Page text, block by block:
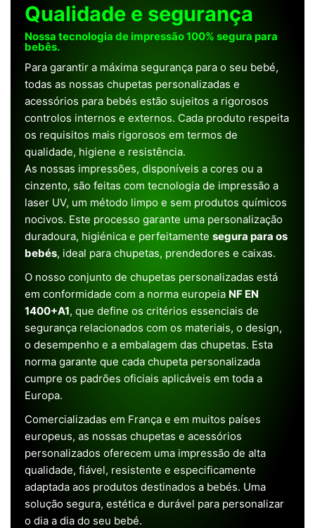
Qualidade e segurança
Nossa tecnologia de impressão 100% segura para
bebês.
Para garantir a máxima segurança para o seu bebé,
todas as nossas chupetas personalizadas e
acessórios para bebés estão sujeitos a rigorosos
controlos internos e externos. Cada produto respeita
os requisitos mais rigorosos em termos de
qualidade, higiene e resistência.
As nossas impressões, disponíveis a cores ou a
cinzento, são feitas com tecnologia de impressão a
laser UV, um método limpo e sem produtos químicos
nocivos. Este processo garante uma personalização
duradoura, higiénica e perfeitamente segura para os
bebés, ideal para chupetas, prendedores e caixas.
O nosso conjunto de chupetas personalizadas está
em conformidade com a norma europeia NF EN
1400+A1, que define os critérios essenciais de
segurança relacionados com os materiais, o design,
o desempenho e a embalagem das chupetas. Esta
norma garante que cada chupeta personalizada
cumpre os padrões oficiais aplicáveis em toda a
Europa.
Comercializadas em França e em muitos países
europeus, as nossas chupetas e acessórios
personalizados oferecem uma impressão de alta
qualidade, fiável, resistente e especificamente
adaptada aos produtos destinados a bebés. Uma
solução segura, estética e durável para personalizar
o dia a dia do seu bebé.